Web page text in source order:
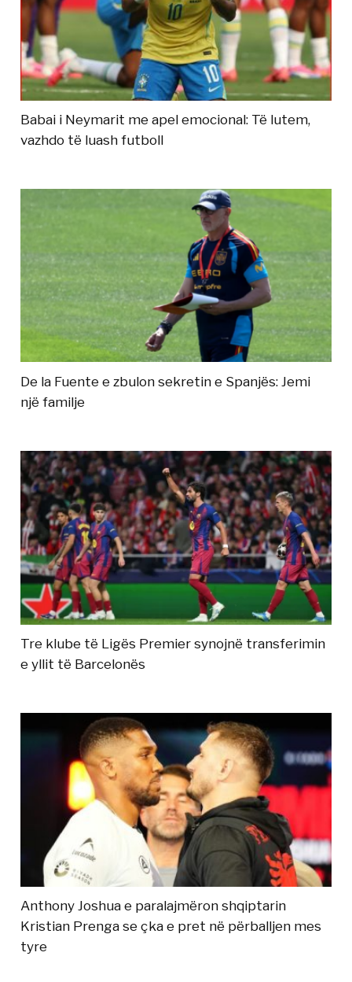
Babai i Neymarit me apel emocional: Të lutem,
vazhdo të luash futboll
De la Fuente e zbulon sekretin e Spanjës: Jemi
një familje
Tre klube të Ligës Premier synojnë transferimin
e yllit të Barcelonës
Anthony Joshua e paralajmëron shqiptarin
Kristian Prenga se çka e pret në përballjen mes
tyre